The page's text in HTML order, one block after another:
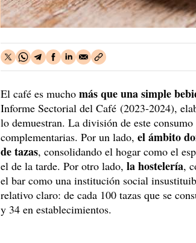
El café es mucho más que una simple
Informe Sectorial del Café (2023-2024),
lo demuestran. La división de este
complementarias. Por un lado, el ámbito
de tazas, consolidando el hogar como el
el de la tarde. Por otro lado, la hostelería,
el bar como una institución social
relativo claro: de cada 100 tazas que se
y 34 en establecimientos.